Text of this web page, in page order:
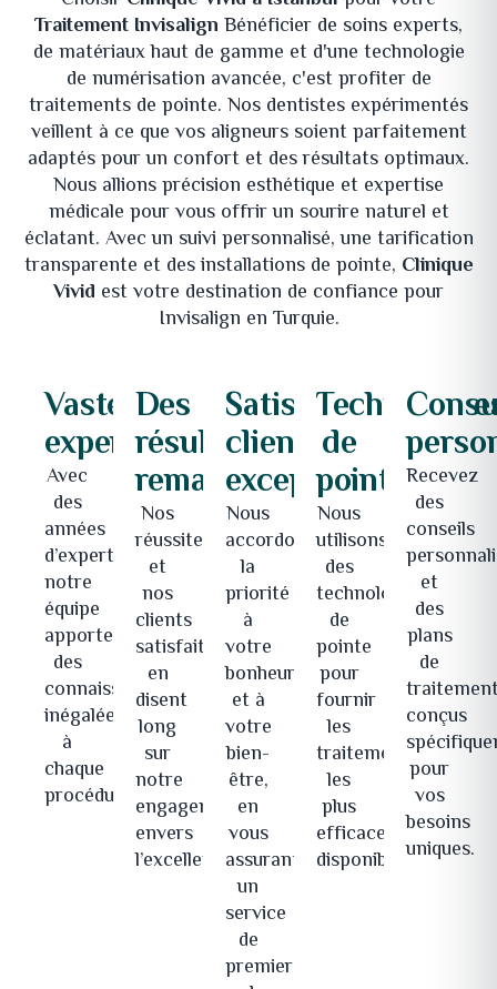
Traitement Invisalign Bénéficier de soins experts,
de matériaux haut de gamme et d'une technologie
de numérisation avancée, c'est profiter de
traitements de pointe. Nos dentistes expérimentés
veillent à ce que vos aligneurs soient parfaitement
adaptés pour un confort et des résultats optimaux.
Nous allions précision esthétique et expertise
médicale pour vous offrir un sourire naturel et
éclatant. Avec un suivi personnalisé, une tarification
transparente et des installations de pointe, Clinique
Vivid est votre destination de confiance pour
Invisalign en Turquie.
Vaste
expertise
Avec
des
années
d’expertise,
notre
équipe
apporte
des
connaissances
inégalées
à
chaque
procédure.
Des
résultats
remarquables
Nos
réussites
et
nos
clients
satisfaits
en
disent
long
sur
notre
engagement
envers
l’excellence.
Satisfaction
client
exceptionnelle
Nous
accordons
la
priorité
à
votre
bonheur
et à
votre
bien-
être,
en
vous
assurant
un
service
de
premier
de
pointe
Nous
utilisons
des
technologies
de
pointe
pour
fournir
les
traitements
les
plus
efficaces
disponibles.
Recevez
des
conseils
et
des
plans
de
conçus
pour
vos
besoins
uniques.